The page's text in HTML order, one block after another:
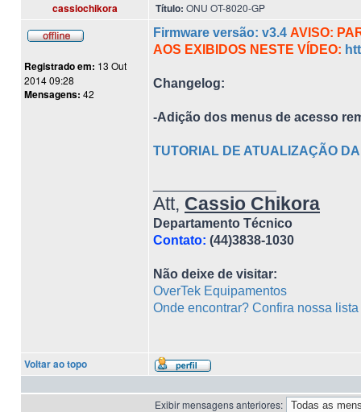
cassiochikora Título: ONU OT-8020-GP
Registrado em: 13 Out
2014 09:28
Mensagens: 42
Firmware versão: v3.4 AVISO:
AOS EXIBIDOS NESTE VÍDEO:
Changelog:
-Adição dos menus de acesso
TUTORIAL DE ATUALIZAÇÃO DA
Att, Cassio Chikora
Departamento Técnico
Contato: (44)3838-1030
Não deixe de visitar:
OverTek Equipamentos
Onde encontrar? Confira nossa
Voltar ao topo
Exibir mensagens anteriores: